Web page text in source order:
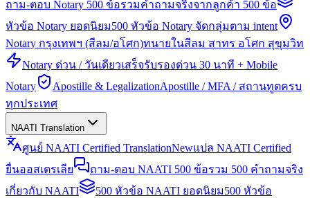
ถาม-ตอบ Notary 500 ข้อรวมคำถามจริงจากลูกค้า 500 ข้อ
หัวข้อ Notary ยอดนิยม500 หัวข้อ Notary จัดกลุ่มตาม intent
Notary กรุงเทพฯ (สีลม/อโศก)ทนายในสีลม สาทร อโศก สุขุมวิท
Notary ด่วน / วันเดียวเสร็จรับรองด่วน 30 นาที + Mobile
Notary
Apostille & LegalizationApostille / MFA / สถานทูตครบ
ทุกประเทศ
NAATI Translation
ศูนย์ NAATI Certified TranslationNewแปล NAATI Certified
ยื่นออสเตรเลีย
ถาม-ตอบ NAATI 500 ข้อรวม 500 คำถามจริง
เกี่ยวกับ NAATI
500 หัวข้อ NAATI ยอดนิยม500 หัวข้อ